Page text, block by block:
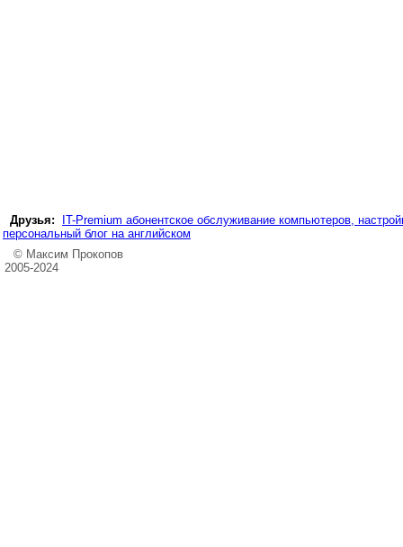
Друзья:
IT-Premium абонентское обслуживание компьютеров,
персональный блог на английском
© Максим Прокопов
2005-2024